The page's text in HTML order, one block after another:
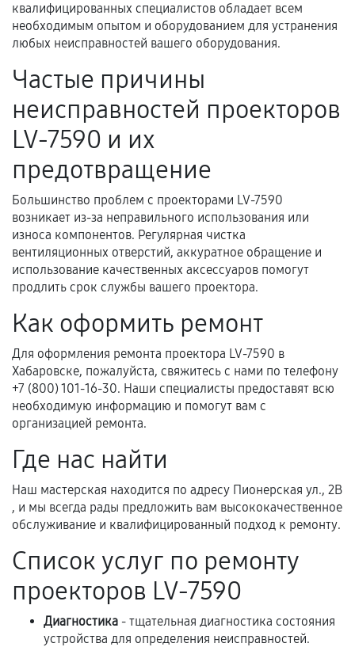
Документы для подтверждения
гарантии
Акт выполненных работ с датой, перечнем
услуг и сроком гарантии.
Документы на установленные комплектующие
и кассовый чек.
Расширенная гарантия
В некоторых случаях возможно оформление
расширенной гарантии. Стоимость, сроки и
условия продления согласовываются отдельно и
фиксируются в документах.
Когда гарантия не действует
Нарушение правил эксплуатации,
механические повреждения, попадание влаги,
перегрев, коррозия.
третьих лиц.
Естественный износ деталей, если иное не
Обращение после окончания гарантийного
срока.
Программные сбои, если это не указано в
отдельных условиях.
квалифицированных специалистов обладает всем
необходимым опытом и оборудованием для устранения
любых неисправностей вашего оборудования.
Частые причины
неисправностей проекторов
LV-7590 и их
предотвращение
Большинство проблем с проекторами LV-7590
возникает из-за неправильного использования или
износа компонентов. Регулярная чистка
вентиляционных отверстий, аккуратное обращение и
использование качественных аксессуаров помогут
продлить срок службы вашего проектора.
Как оформить ремонт
Для оформления ремонта проектора LV-7590 в
Хабаровске, пожалуйста, свяжитесь с нами по телефону
+7 (800) 101-16-30. Наши специалисты предоставят всю
необходимую информацию и помогут вам с
организацией ремонта.
Где нас найти
Наш мастерская находится по адресу Пионерская ул., 2В
, и мы всегда рады предложить вам высококачественное
обслуживание и квалифицированный подход к ремонту.
Список услуг по ремонту
проекторов LV-7590
Диагностика - тщательная диагностика состояния
устройства для определения неисправностей.